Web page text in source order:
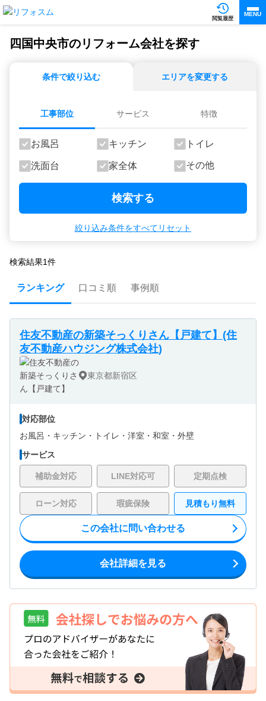
閲覧履歴
MENU
四国中央市のリフォーム会社を探す
条件で絞り込む エリアを変更する
工事部位 サービス 特徴
お風呂 キッチン トイレ
洗面台 家全体 その他
検索する
絞り込み条件をすべてリセット
検索結果1件
ランキング 口コミ順 事例順
住友不動産の新築そっくりさん【戸建て】(住
友不動産ハウジング株式会社)
東京都新宿区
対応部位
お風呂・ キッチン・ トイレ・ 洋室・ 和室・ 外壁
サービス
補助金対応 LINE対応可 定期点検
ローン対応 瑕疵保険 見積もり無料
この会社に問い合わせる
会社詳細を見る